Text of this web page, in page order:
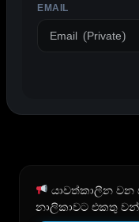
EMAIL
යාවත්කාලීන වන
නාලිකාවට එකතු